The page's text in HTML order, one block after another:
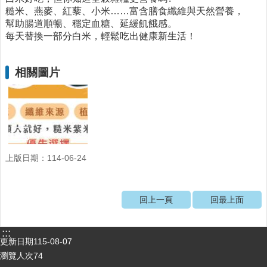
醫
療
資
社
區
資
源
時
與
注
射
糙米、燕麥、紅藜、小米……富含膳食纖維與天然營養，
幫助腸道順暢、穩定血糖、延緩飢餓感。
每天替換一部分白米，輕鬆吃出健康新生活！
相關圖片
上版日期：114-06-24
回上一頁 回最上面
:::
更新日期115-08-07
瀏覽人次74